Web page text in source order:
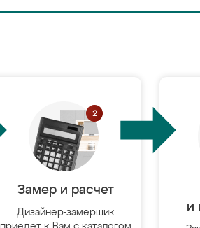
Замер и расчет
Дизайнер-замерщик
и